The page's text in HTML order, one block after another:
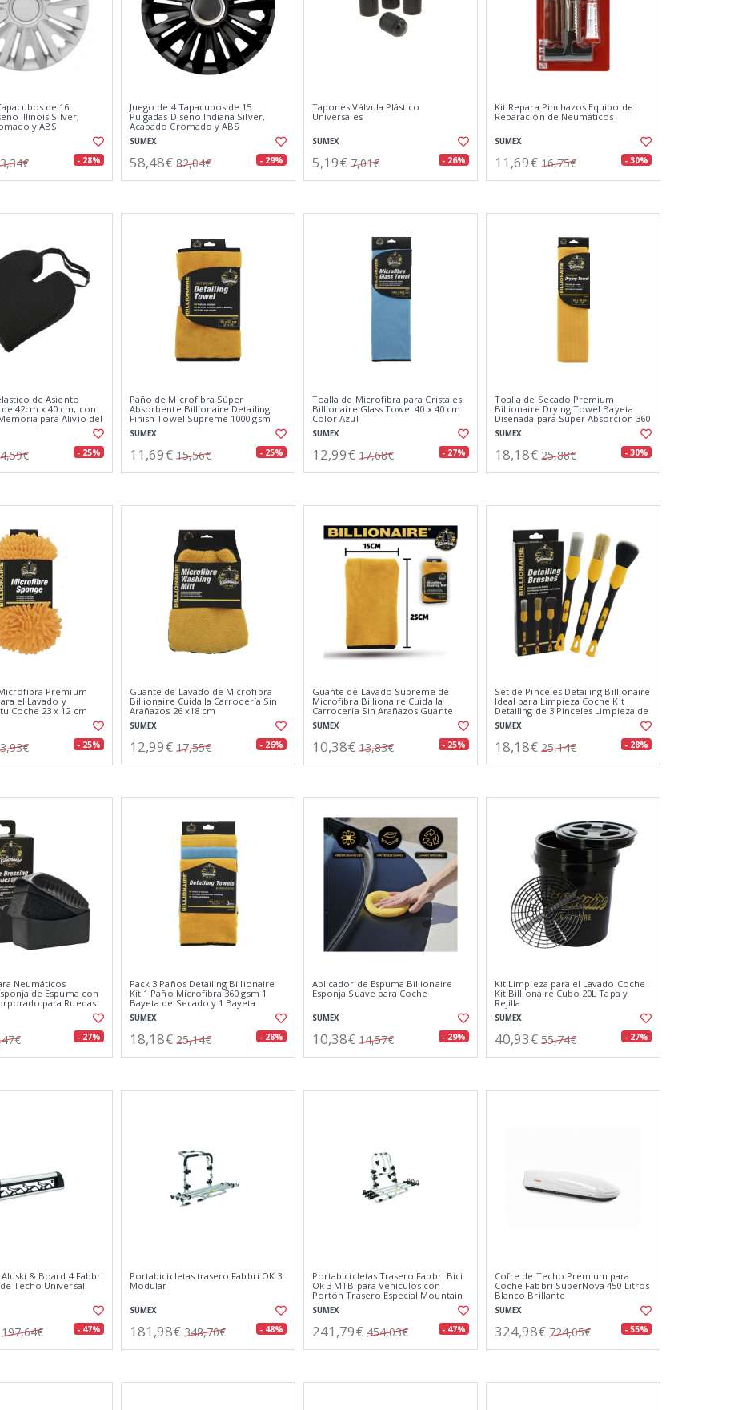
de 16
Illinois Silver,
y ABS
Impactos
- 28%
Juego de 4 Tapacubos de 15
Pulgadas Diseño Indiana Silver,
Acabado Cromado y ABS
Resistente a Fuertes Impactos
SUMEX
58,48€ 82,04€ - 29%
Tapones Válvula Plástico
Universales
SUMEX
5,19€ 7,01€ - 26%
Kit Repara Pinchazos Equipo de
Reparación de Neumáticos
SUMEX
11,69€ 16,75€ - 30%
de Asiento
42cm x 40 cm, con
para Alivio del
- 25%
Paño de Microfibra Súper
Absorbente Billionaire Detailing
Finish Towel Supreme 1000 gsm
Paño de Detalle 30 x 50 cm
SUMEX
11,69€ 15,56€ - 25%
Toalla de Microfibra para Cristales
Billionaire Glass Towel 40 x 40 cm
Color Azul
SUMEX
12,99€ 17,68€ - 27%
Toalla de Secado Premium
Billionaire Drying Towel Bayeta
Diseñada para Super Absorción 360
gsm Extra Grande 55 x 76 cm
SUMEX
18,18€ 25,88€ - 30%
Premium
el Lavado y
Coche 23 x 12 cm
- 25%
Guante de Lavado de Microfibra
Billionaire Cuida la Carrocería Sin
Arañazos 26 x18 cm
SUMEX
12,99€ 17,55€ - 26%
Guante de Lavado Supreme de
Microfibra Billionaire Cuida la
Carrocería Sin Arañazos Guante
Sueva de Detalle 15x25 cm
SUMEX
10,38€ 13,83€ - 25%
Set de Pinceles Detailing Billionaire
Ideal para Limpieza Coche Kit
Detailing de 3 Pinceles Limpieza de
Detalle
SUMEX
18,18€ 25,14€ - 28%
Neumáticos
de Espuma con
para Ruedas
- 27%
Pack 3 Paños Detailing Billionaire
Kit 1 Paño Microfibra 360 gsm 1
Bayeta de Secado y 1 Bayeta
Especial Cristales
SUMEX
18,18€ 25,14€ - 28%
Aplicador de Espuma Billionaire
Esponja Suave para Coche
SUMEX
10,38€ 14,57€ - 29%
Kit Limpieza para el Lavado Coche
Kit Billionaire Cubo 20L Tapa y
Rejilla
SUMEX
40,93€ 55,74€ - 27%
& Board 4 Fabbri
Techo Universal
197,64€ - 47%
Portabicicletas trasero Fabbri OK 3
Modular
SUMEX
181,98€ 348,70€ - 48%
Portabicicletas Trasero Fabbri Bici
Ok 3 MTB para Vehículos con
Portón Trasero Especial Mountain
Bike
SUMEX
241,79€ 454,03€ - 47%
Cofre de Techo Premium para
Coche Fabbri SuperNova 450 Litros
Blanco Brillante
SUMEX
324,98€ 724,05€ - 55%